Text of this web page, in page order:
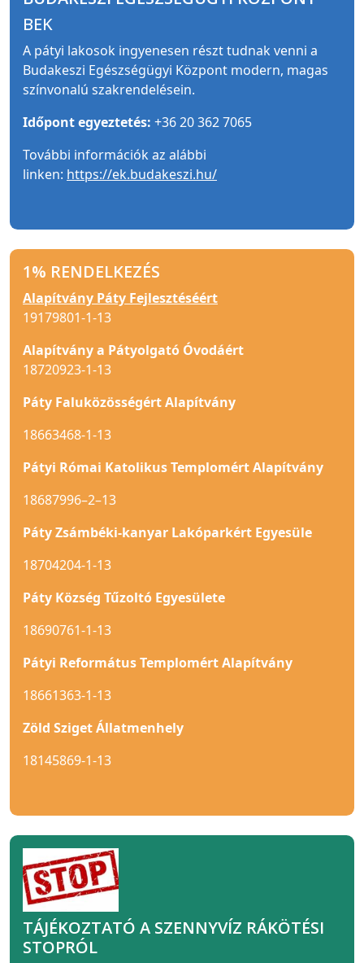
BEK
A pátyi lakosok ingyenesen részt tudnak venni a
Budakeszi Egészségügyi Központ modern, magas
színvonalú szakrendelésein.
Időpont egyeztetés: +36 20 362 7065
További információk az alábbi
linken: https://ek.budakeszi.hu/
1% RENDELKEZÉS
Alapítvány Páty Fejlesztéséért
19179801-1-13
Alapítvány a Pátyolgató Óvodáért
18720923-1-13
Páty Faluközösségért Alapítvány
18663468-1-13
Pátyi Római Katolikus Templomért Alapítvány
18687996–2–13
Páty Zsámbéki-kanyar Lakóparkért Egyesüle
18704204-1-13
Páty Község Tűzoltó Egyesülete
18690761-1-13
Pátyi Református Templomért Alapítvány
18661363-1-13
Zöld Sziget Állatmenhely
18145869-1-13
TÁJÉKOZTATÓ A SZENNYVÍZ RÁKÖTÉSI
STOPRÓL